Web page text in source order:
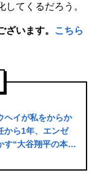
てくるだろう。
います。
こちら
ヘイが私をからか
から1年、エンゼ
す“大谷翔平の本当